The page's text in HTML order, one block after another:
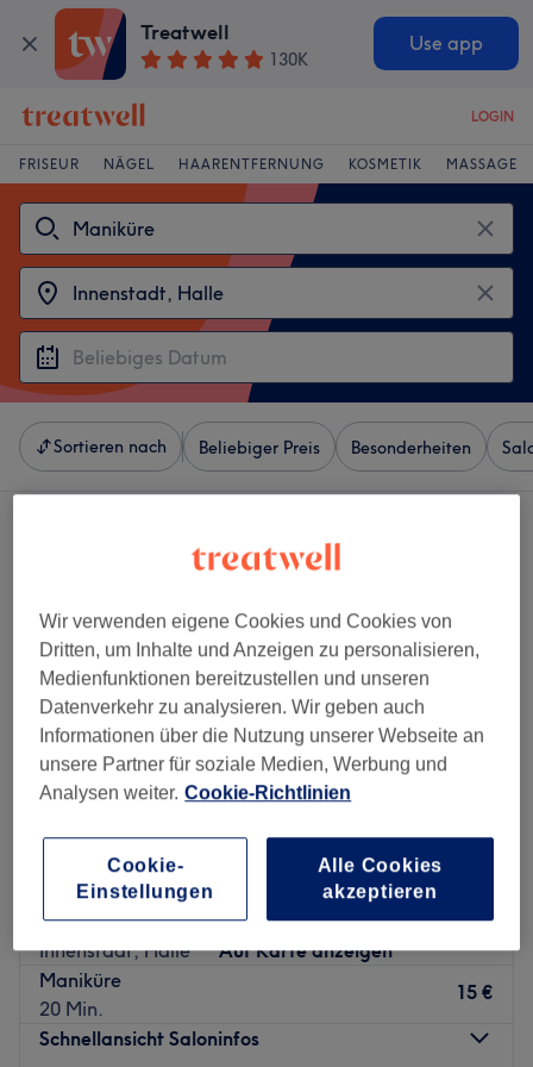
Treatwell
130K
Use app
LOGIN
FRISEUR NÄGEL HAARENTFERNUNG KOSMETIK MASSAGE
Sortieren nach Beliebiger Preis Besonderheiten
AC-Nails-Bar
4,9
81 Bewertungen
Innenstadt, Halle
Auf Karte anzeigen
Maniküre
20 Min.
15 €
Schnellansicht Saloninfos
Wir verwenden eigene Cookies und Cookies von
Dritten, um Inhalte und Anzeigen zu personalisieren,
Medienfunktionen bereitzustellen und unseren
Datenverkehr zu analysieren. Wir geben auch
Informationen über die Nutzung unserer Webseite an
unsere Partner für soziale Medien, Werbung und
Analysen weiter. Cookie-Richtlinien
Cookie-
Einstellungen
Alle Cookies
akzeptieren